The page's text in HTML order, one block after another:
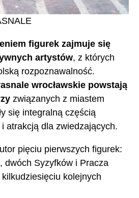
figurek zajmuje się
artystów, z których
rozpoznawalność.
wrocławskie powstają
związanych z miastem
się integralną częścią
atrakcją dla zwiedzających.
pięciu pierwszych figurek:
dwóch Syzyfków i Pracza
kolejnych